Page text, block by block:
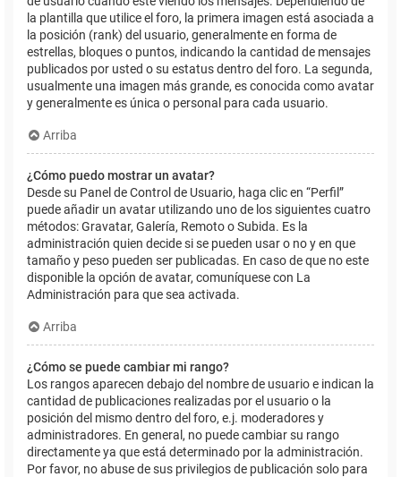
la plantilla que utilice el foro, la primera imagen está asociada a
la posición (rank) del usuario, generalmente en forma de
estrellas, bloques o puntos, indicando la cantidad de mensajes
publicados por usted o su estatus dentro del foro. La segunda,
usualmente una imagen más grande, es conocida como avatar
y generalmente es única o personal para cada usuario.
Arriba
¿Cómo puedo mostrar un avatar?
Desde su Panel de Control de Usuario, haga clic en “Perfil”
puede añadir un avatar utilizando uno de los siguientes cuatro
métodos: Gravatar, Galería, Remoto o Subida. Es la
administración quien decide si se pueden usar o no y en que
tamaño y peso pueden ser publicadas. En caso de que no este
disponible la opción de avatar, comuníquese con La
Administración para que sea activada.
Arriba
¿Cómo se puede cambiar mi rango?
Los rangos aparecen debajo del nombre de usuario e indican la
cantidad de publicaciones realizadas por el usuario o la
posición del mismo dentro del foro, e.j. moderadores y
administradores. En general, no puede cambiar su rango
directamente ya que está determinado por la administración.
Por favor, no abuse de sus privilegios de publicación solo para